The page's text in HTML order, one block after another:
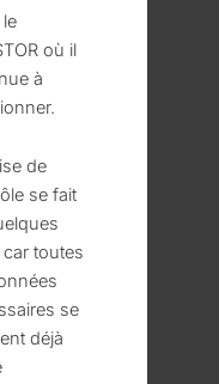
où il
à
de
se fait
toutes
se
déjà